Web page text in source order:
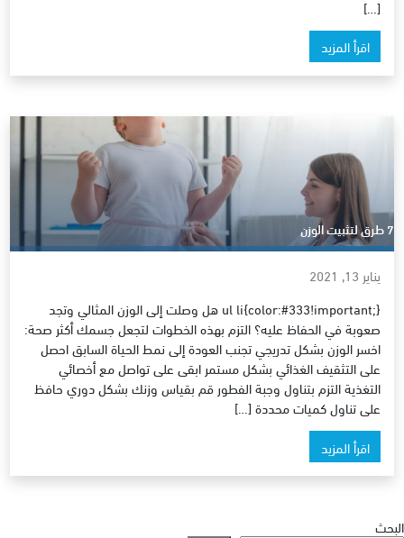
[…]
اقرأ المزيد
7 طرق لتثبيت الوزن
يناير 13, 2021
ul li{color:#333!important;} هل وصلت إلى الوزن المثالي وتجد
صعوبة في الحفاظ عليه؟ التزم بهذه الخطوات لتجعل جسمك أكثر صحة:
اخسر الوزن بشكل تدريجي تجنب العودة إلى نمط الحياة السابق احصل
على التثقيف الغذائي بشكل مستمر ابقى على تواصل مع أخصائي
التغذية التزم بتناول وجبة الفطور قم بقياس وزنك بشكل دوري حافظ
على تناول كميات محددة […]
اقرأ المزيد
البحث